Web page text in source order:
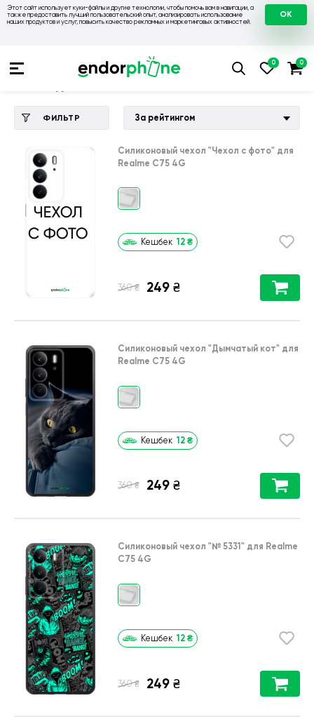
Этот сайт использует куки-файлы и другие технологии, чтобы помочь вам в навигации, а
также предоставить лучший пользовательский опыт, анализировать использование
наших продуктов и услуг, повысить качество рекламных и маркетинговых активностей.
OK
💙 Чехлы на Realme 💛 Чехол для
ФИЛЬТР За рейтингом
Силиконовый чехол "Чехол с фото" для
Realme C75 4G
Кешбек 12 ₴
360 ₴ 249 ₴
Силиконовый чехол "Дымчатый кот" для
Realme C75 4G
Кешбек 12 ₴
360 ₴ 249 ₴
Силиконовый чехол "№ 5331" для Realme
C75 4G
Кешбек 12 ₴
360 ₴ 249 ₴